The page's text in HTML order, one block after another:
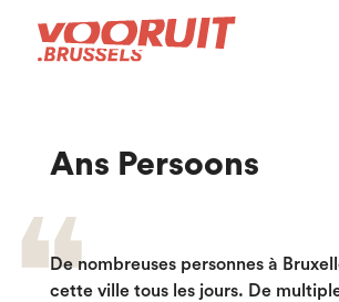
Ans Persoons
De nombreuses personnes à
cette ville tous les jours. De